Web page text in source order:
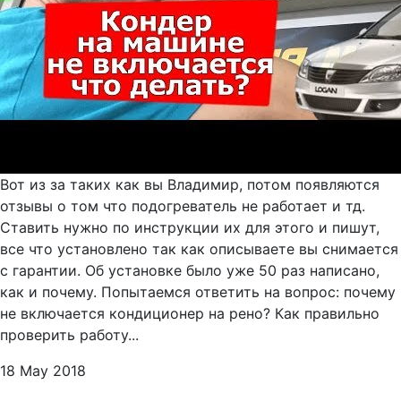
Вот из за таких как вы Владимир, потом появляются
отзывы о том что подогреватель не работает и тд.
Ставить нужно по инструкции их для этого и пишут,
все что установлено так как описываете вы снимается
с гарантии. Об установке было уже 50 раз написано,
как и почему. Попытаемся ответить на вопрос: почему
не включается кондиционер на рено? Как правильно
проверить работу...
18 May 2018